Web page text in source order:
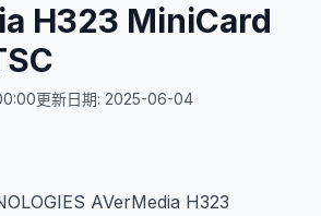
H323 MiniCard
更新日期: 2025-06-04
AVerMedia H323